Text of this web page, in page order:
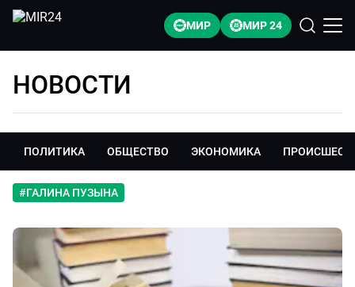
МИР МИР 24
НОВОСТИ
ПОЛИТИКА ОБЩЕСТВО ЭКОНОМИКА
#ГАЛИНА ПУЗЫНА